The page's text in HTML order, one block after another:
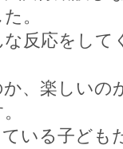
。
反応をし
、楽しいの
いる子ども